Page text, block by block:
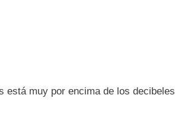
está muy por encima de los decibeles